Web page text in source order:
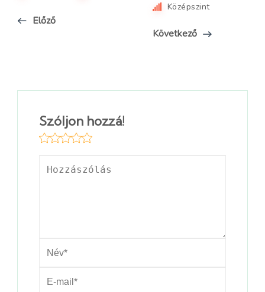
Előző
Középszint
Következő
Szóljon hozzá!